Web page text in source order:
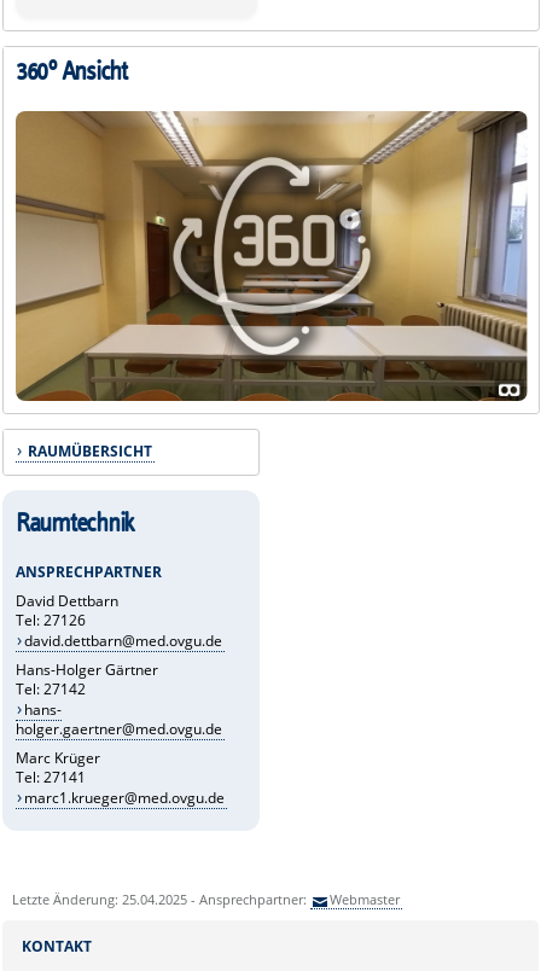
360° Ansicht
RAUMÜBERSICHT
Raumtechnik
ANSPRECHPARTNER
David Dettbarn
Tel: 27126
david.dettbarn@med.ovgu.de
Hans-Holger Gärtner
Tel: 27142
hans-
holger.gaertner@med.ovgu.de
Marc Krüger
Tel: 27141
marc1.krueger@med.ovgu.de
Letzte Änderung: 25.04.2025 - Ansprechpartner: Webmaster
KONTAKT